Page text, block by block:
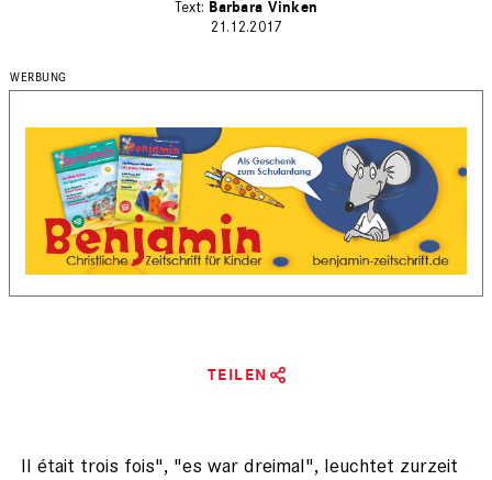
Barbara Vinken
21.12.2017
TEILEN
Il était trois fois", "es war dreimal", leuchtet zurzeit